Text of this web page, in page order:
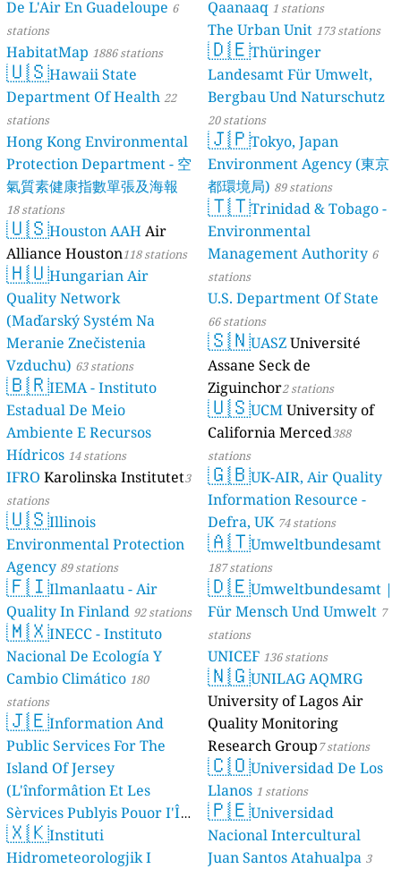
De L'Air En Guadeloupe 6
stations
HabitatMap 1886 stations
🇺🇸Hawaii State
Department Of Health 22
stations
Hong Kong Environmental
Protection Department - 空
氣質素健康指數單張及海報
18 stations
🇺🇸Houston AAH Air
Alliance Houston118 stations
🇭🇺Hungarian Air
Quality Network
(Maďarský Systém Na
Meranie Znečistenia
Vzduchu) 63 stations
🇧🇷IEMA - Instituto
Estadual De Meio
Ambiente E Recursos
Hídricos 14 stations
IFRO Karolinska Institutet3
stations
🇺🇸Illinois
Environmental Protection
Agency 89 stations
🇫🇮Ilmanlaatu - Air
Quality In Finland 92 stations
🇲🇽INECC - Instituto
Nacional De Ecología Y
Cambio Climático 180
stations
🇯🇪Information And
Public Services For The
Island Of Jersey
(L'înformâtion Et Les
Sèrvices Publyis Pouor I'Île
Dé Jèrri) 2 stations
🇽🇰Instituti
Hidrometeorologjik I
Qaanaaq 1 stations
The Urban Unit 173 stations
🇩🇪Thüringer
Landesamt Für Umwelt,
Bergbau Und Naturschutz
20 stations
🇯🇵Tokyo, Japan
Environment Agency (東京
都環境局) 89 stations
🇹🇹Trinidad & Tobago -
Environmental
Management Authority 6
stations
U.S. Department Of State
66 stations
🇸🇳UASZUniversité
Assane Seck de
Ziguinchor2 stations
🇺🇸UCMUniversity of
California Merced388
stations
🇬🇧UK-AIR, Air Quality
Information Resource -
Defra, UK 74 stations
🇦🇹Umweltbundesamt
187 stations
🇩🇪Umweltbundesamt |
Für Mensch Und Umwelt 7
stations
UNICEF 136 stations
🇳🇬UNILAG AQMRG
University of Lagos Air
Quality Monitoring
Research Group7 stations
🇨🇴Universidad De Los
Llanos 1 stations
🇵🇪Universidad
Nacional Intercultural
Juan Santos Atahualpa 3